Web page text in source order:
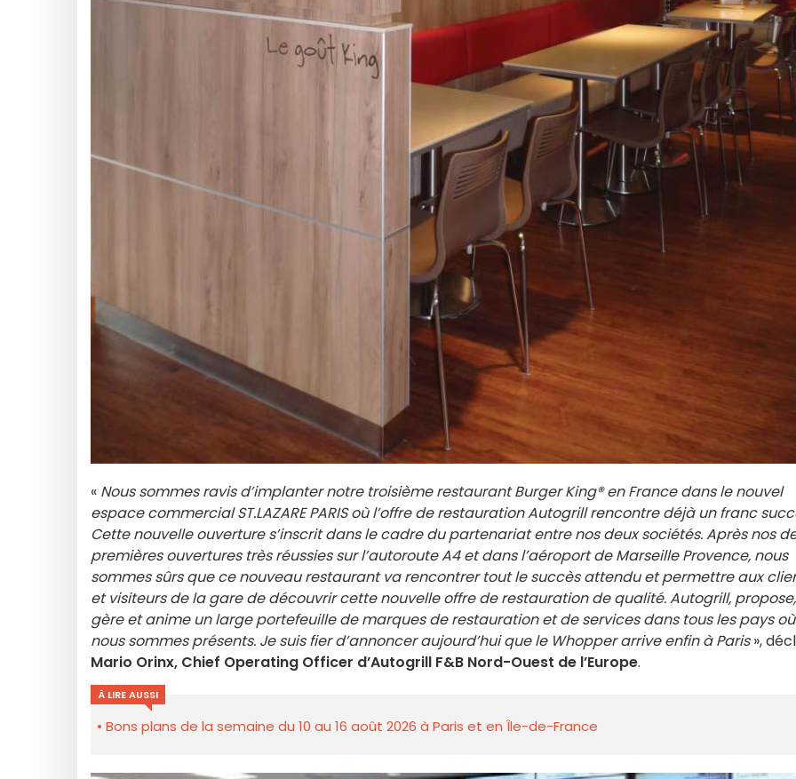
« Nous sommes ravis d’implanter notre troisième restaurant Burger King® en France dans le nouvel
espace commercial ST.LAZARE PARIS où l’offre de restauration Autogrill rencontre déjà un franc
Cette nouvelle ouverture s’inscrit dans le cadre du partenariat entre nos deux sociétés. Après nos
premières ouvertures très réussies sur l’autoroute A4 et dans l’aéroport de Marseille Provence, nous
sommes sûrs que ce nouveau restaurant va rencontrer tout le succès attendu et permettre aux
et visiteurs de la gare de découvrir cette nouvelle offre de restauration de qualité. Autogrill, propose,
gère et anime un large portefeuille de marques de restauration et de services dans tous les pays où
nous sommes présents. Je suis fier d’annoncer aujourd’hui que le Whopper arrive enfin à Paris»,
Mario Orinx, Chief Operating Officer d’Autogrill F&B Nord-Ouest de l’Europe.
À LIRE AUSSI
Bons plans de la semaine du 10 au 16 août 2026 à Paris et en Île-de-France